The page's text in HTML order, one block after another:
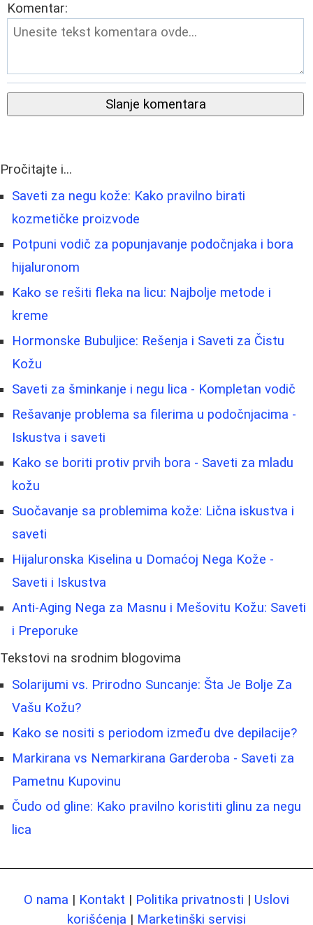
Komentar:
Slanje komentara
Pročitajte i...
Saveti za negu kože: Kako pravilno birati
kozmetičke proizvode
Potpuni vodič za popunjavanje podočnjaka i bora
hijaluronom
Kako se rešiti fleka na licu: Najbolje metode i
kreme
Hormonske Bubuljice: Rešenja i Saveti za Čistu
Kožu
Saveti za šminkanje i negu lica - Kompletan vodič
Rešavanje problema sa filerima u podočnjacima -
Iskustva i saveti
Kako se boriti protiv prvih bora - Saveti za mladu
kožu
Suočavanje sa problemima kože: Lična iskustva i
saveti
Hijaluronska Kiselina u Domaćoj Nega Kože -
Saveti i Iskustva
Anti-Aging Nega za Masnu i Mešovitu Kožu: Saveti
i Preporuke
Tekstovi na srodnim blogovima
Solarijumi vs. Prirodno Suncanje: Šta Je Bolje Za
Vašu Kožu?
Kako se nositi s periodom između dve depilacije?
Markirana vs Nemarkirana Garderoba - Saveti za
Pametnu Kupovinu
Čudo od gline: Kako pravilno koristiti glinu za negu
lica
O nama | Kontakt | Politika privatnosti | Uslovi
korišćenja | Marketinški servisi